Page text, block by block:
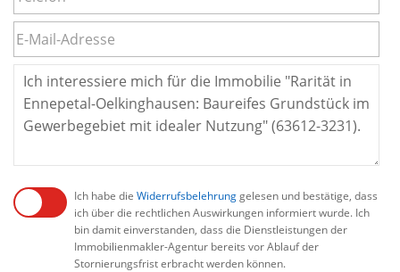
Ich habe die Widerrufsbelehrunggelesen und bestätige, dass
ich über die rechtlichen Auswirkungen informiert wurde. Ich
bin damit einverstanden, dass die Dienstleistungen der
Immobilienmakler-Agentur bereits vor Ablauf der
Stornierungsfrist erbracht werden können.